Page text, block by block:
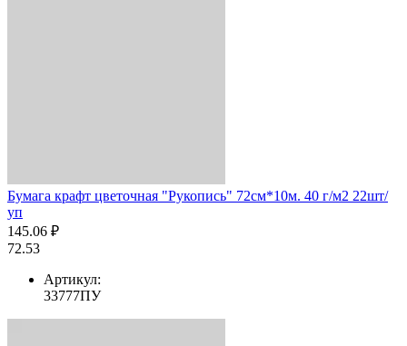
Бумага крафт цветочная "Рукопись" 72см*10м. 40 г/м2 22шт/
уп
145.06 ₽
72.53
Артикул:
33777ПУ